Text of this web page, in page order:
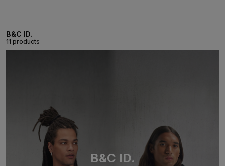
B&C ID.
11 products
B&C ID.